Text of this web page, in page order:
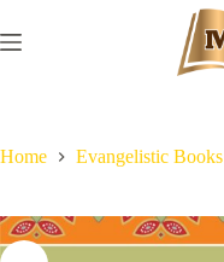
to
content
Home Evangelistic Books